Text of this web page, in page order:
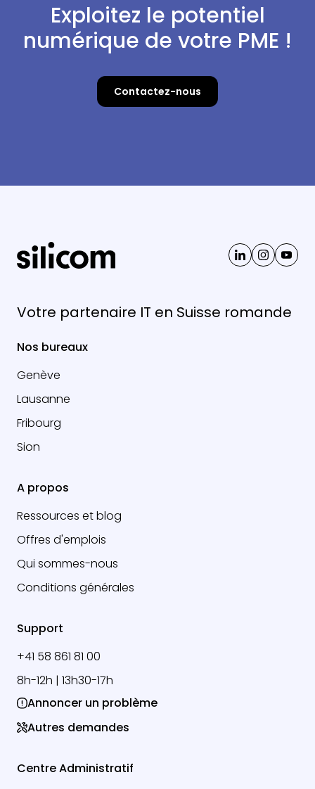
Exploitez le potentiel
numérique de votre PME !
Contactez-nous
Votre partenaire IT en Suisse romande
Nos bureaux
Genève
Lausanne
Fribourg
Sion
A propos
Ressources et blog
Offres d'emplois
Qui sommes-nous
Conditions générales
Support
+41 58 861 81 00
8h-12h | 13h30-17h
Annoncer un problème
Autres demandes
Centre Administratif